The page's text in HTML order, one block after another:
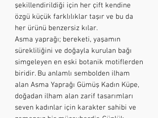
şekillendirildiği için her çift kendine
özgü küçük farklılıklar taşır ve bu da
her ürünü benzersiz kılar.
Asma yaprağı; bereketi, yaşamın
sürekliliğini ve doğayla kurulan bağı
simgeleyen en eski botanik motiflerden
biridir. Bu anlamlı sembolden ilham
alan Asma Yaprağı Gümüş Kadın Küpe,
doğadan ilham alan zarif tasarımları
seven kadınlar için karakter sahibi ve